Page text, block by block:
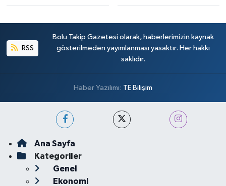
RSS
Bolu Takip Gazetesi olarak, haberlerimizin kaynak
gösterilmeden yayımlanması yasaktır. Her hakkı
saklıdır.
Haber Yazılımı: TE Bilişim
Ana Sayfa
Kategoriler
Genel
Ekonomi